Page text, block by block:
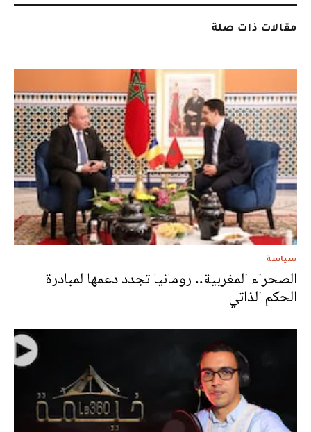
مقالات ذات صلة
سياسة
الصحراء المغربية.. رومانيا تجدد دعمها لمبادرة
الحكم الذاتي